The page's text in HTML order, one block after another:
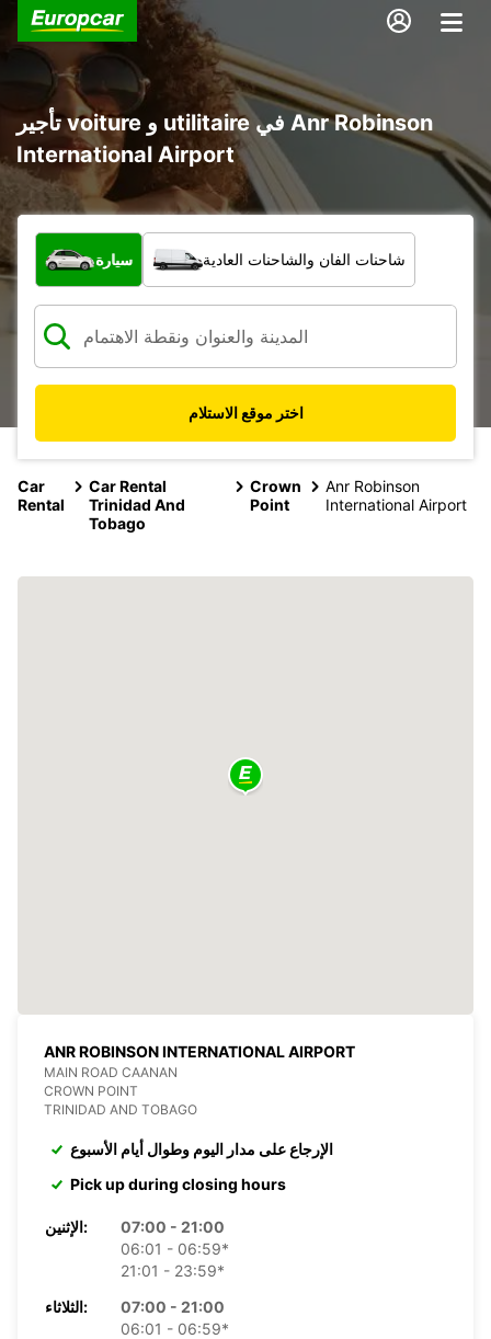
تأجير voiture و utilitaire في Anr Robinson
International Airport
ما نوع المركبة؟
سيارة شاحنات الفان والشاحنات العادية
اختر موقع الاستلام
Car
Rental
Car Rental
Trinidad And
Tobago
Crown
Point
Anr Robinson
International Airport
ANR ROBINSON INTERNATIONAL AIRPORT
MAIN ROAD CAANAN
CROWN POINT
TRINIDAD AND TOBAGO
الإرجاع على مدار اليوم وطوال أيام الأسبوع
Pick up during closing hours
الإثنين:
07:00 - 21:00
06:01 - 06:59*
21:01 - 23:59*
الثلاثاء:
07:00 - 21:00
06:01 - 06:59*